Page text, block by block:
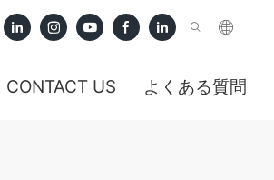
CONTACT US よくある質問